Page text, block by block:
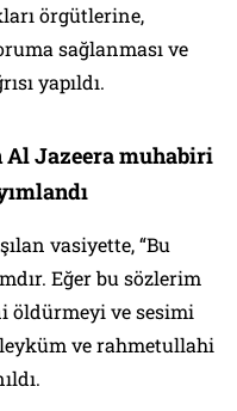
örgütlerine,
sağlanması ve
yapıldı.
Al Jazeera muhabiri
vasiyette, “Bu
Eğer bu sözlerim
öldürmeyi ve sesimi
ve rahmetullahi